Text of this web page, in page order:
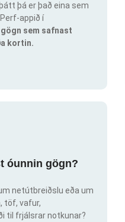
þá er það eina sem
appið í
sem safnast
kortin.
óunnin gögn?
netútbreiðslu eða um
töf, vafur,
til frjálsrar notkunar?